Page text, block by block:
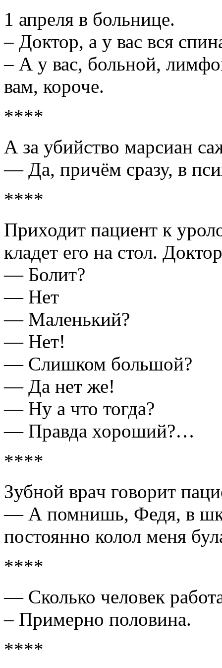
1 апреля в больнице.
– Доктор, а у вас вся
– А у вас, больной,
вам, короче.
****
А за убийство марсиан
— Да, причём сразу, в
****
Приходит пациент к
кладет его на стол.
— Болит?
— Нет
— Маленький?
— Нет!
— Слишком большой?
— Да нет же!
— Ну а что тогда?
— Правда хороший?…
****
Зубной врaч говорит
— А помнишь, Федя, в
постоянно колол меня
****
— Сколько человек
– Примерно половина.
****